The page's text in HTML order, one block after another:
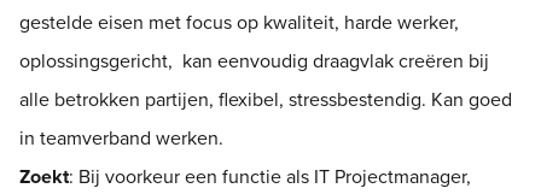
gestelde eisen met focus op kwaliteit, harde werker,
oplossingsgericht, kan eenvoudig draagvlak creëren bij
alle betrokken partijen, flexibel, stressbestendig. Kan goed
in teamverband werken.
Zoekt: Bij voorkeur een functie als IT Projectmanager,